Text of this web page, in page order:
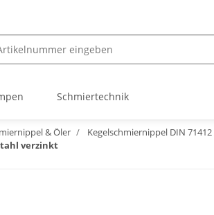
Schmiertechnik
& Öler Kegelschmiernippel DIN 71412
verzinkt